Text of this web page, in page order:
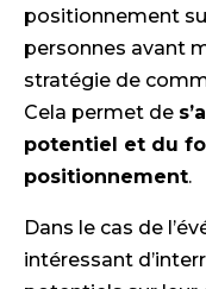
positionnement
personnes avant
stratégie de
Cela permet de
potentiel et du
positionnement.
Dans le cas de
intéressant